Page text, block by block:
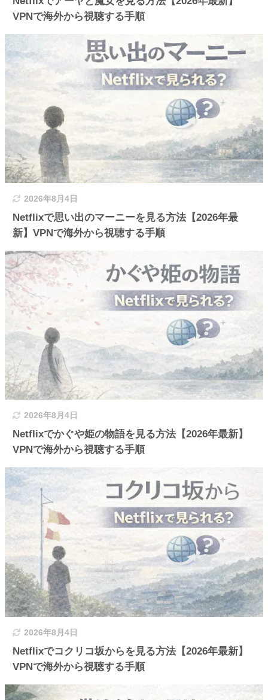
VPNで海外から視聴する手順
2026年8月4日
Netflixで思い出のマーニーを見る方法【2026年最
新】VPNで海外から視聴する手順
2026年8月4日
Netflixでかぐや姫の物語を見る方法【2026年最新】
VPNで海外から視聴する手順
2026年8月4日
Netflixでコクリコ坂からを見る方法【2026年最新】
VPNで海外から視聴する手順